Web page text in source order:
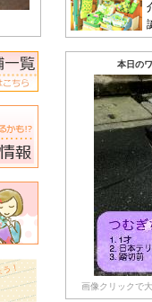
本日の
画像クリックで